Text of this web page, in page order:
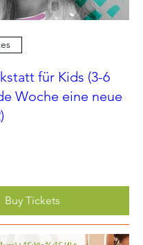
für Kids (3-6
Woche eine neue
Buy Tickets